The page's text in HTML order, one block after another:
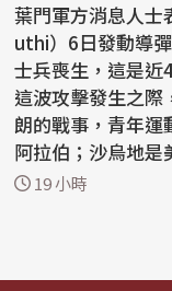
葉門軍方消息人
uthi）6日發動導
士兵喪生，這是近
這波攻擊發生之
朗的戰事，青年運
阿拉伯；沙烏地是
門...19 小時